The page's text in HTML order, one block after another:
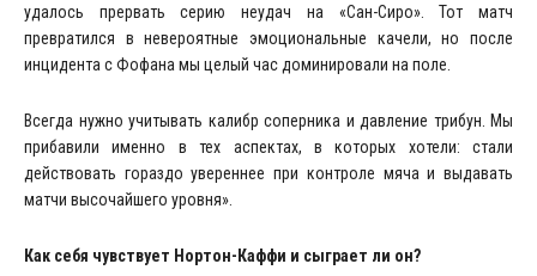
удалось прервать серию неудач на «Сан-Сиро». Тот матч
превратился в невероятные эмоциональные качели, но после
инцидента с Фофана мы целый час доминировали на поле.
Всегда нужно учитывать калибр соперника и давление трибун. Мы
прибавили именно в тех аспектах, в которых хотели: стали
действовать гораздо увереннее при контроле мяча и выдавать
матчи высочайшего уровня».
Как себя чувствует Нортон-Каффи и сыграет ли он?